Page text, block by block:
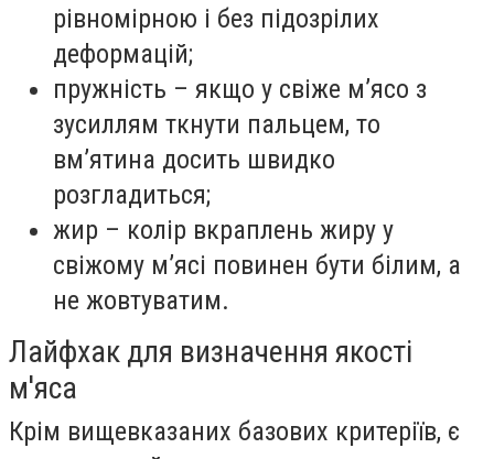
рівномірною і без підозрілих
деформацій;
пружність – якщо у свіже м’ясо з
зусиллям ткнути пальцем, то
вм’ятина досить швидко
розгладиться;
жир – колір вкраплень жиру у
свіжому м’ясі повинен бути білим, а
не жовтуватим.
Лайфхак для визначення якості
м'яса
Крім вищевказаних базових критеріїв, є